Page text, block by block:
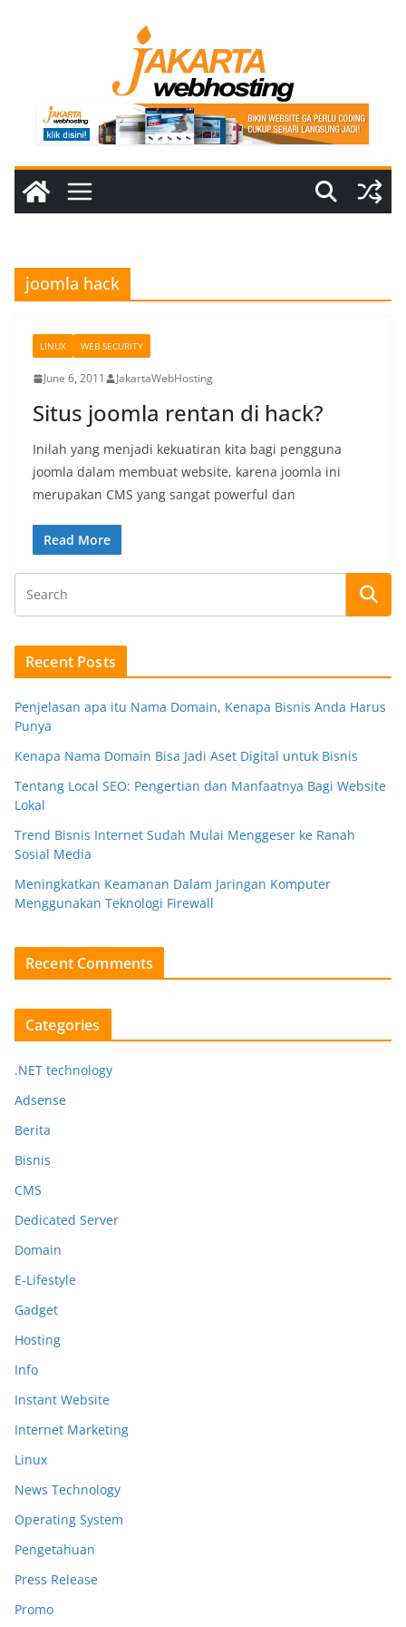
joomla hack
LINUX WEB SECURITY
June 6, 2011 JakartaWebHosting
Situs joomla rentan di hack?
Inilah yang menjadi kekuatiran kita bagi pengguna
joomla dalam membuat website, karena joomla ini
merupakan CMS yang sangat powerful dan
Read More
Recent Posts
Penjelasan apa itu Nama Domain, Kenapa Bisnis Anda Harus
Punya
Kenapa Nama Domain Bisa Jadi Aset Digital untuk Bisnis
Tentang Local SEO: Pengertian dan Manfaatnya Bagi Website
Lokal
Trend Bisnis Internet Sudah Mulai Menggeser ke Ranah
Sosial Media
Meningkatkan Keamanan Dalam Jaringan Komputer
Menggunakan Teknologi Firewall
Recent Comments
Categories
.NET technology
Adsense
Berita
Bisnis
CMS
Dedicated Server
Domain
E-Lifestyle
Gadget
Hosting
Info
Instant Website
Internet Marketing
Linux
News Technology
Operating System
Pengetahuan
Press Release
Promo